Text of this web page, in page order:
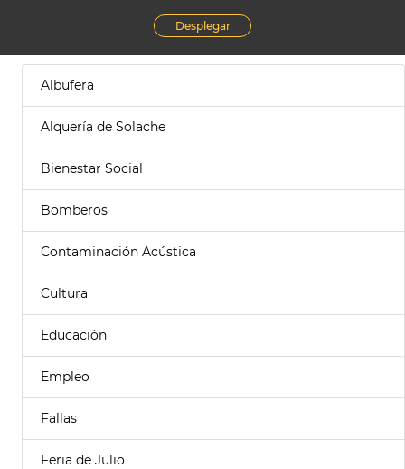
Desplegar
Albufera
Alquería de Solache
Bienestar Social
Bomberos
Contaminación Acústica
Cultura
Educación
Empleo
Fallas
Feria de Julio